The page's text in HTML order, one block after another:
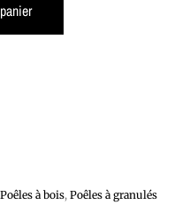
Poêles à bois, Poêles à granulés